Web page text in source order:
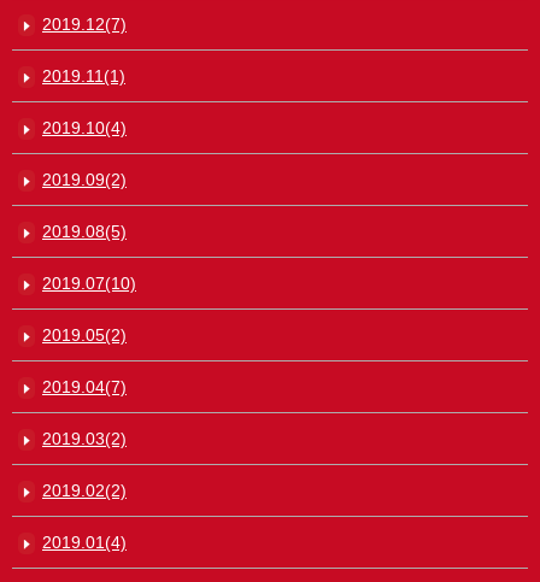
2019.12(7)
2019.11(1)
2019.10(4)
2019.09(2)
2019.08(5)
2019.07(10)
2019.05(2)
2019.04(7)
2019.03(2)
2019.02(2)
2019.01(4)